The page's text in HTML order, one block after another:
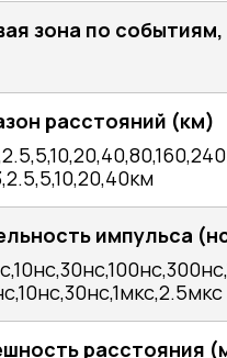
зона по событиям,
расстояний (км)
импульса
расстояния